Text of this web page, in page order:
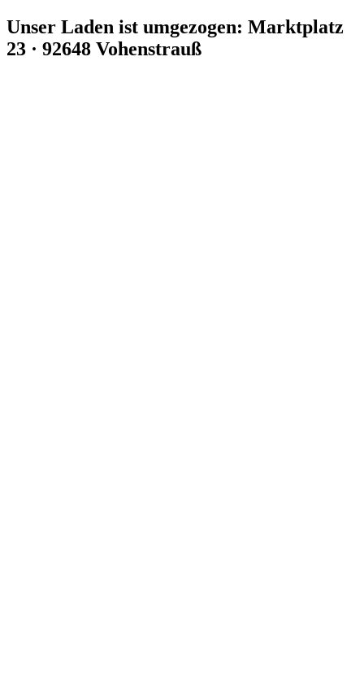
Zum
Inhalt
springen
Unser Laden ist umgezogen: Marktplatz
23 · 92648 Vohenstrauß